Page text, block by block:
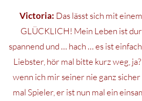
Victoria: Das lässt sich mit
GLÜCKLICH! Mein Leben ist
spannend und … hach … es ist
Liebster, hör mal bitte kurz weg,
wenn ich mir seiner nie ganz sicher
mal Spieler, er ist nun mal ein